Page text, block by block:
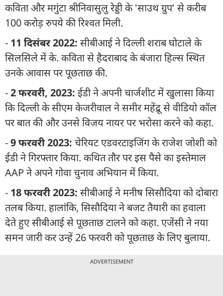
कविता और मगुंटा श्रीनिवासुलु रेड्डी के 'साउथ ग्रुप' से करीब
100 करोड़ रुपये की रिश्वत मिली.
- 11 दिसंबर 2022: सीबीआई ने दिल्ली शराब घोटाले के
सिलसिले में के. कविता से हैदराबाद के बंजारा हिल्स स्थित
उनके आवास पर पूछताछ की.
-2 फरवरी, 2023: ईडी ने अपनी चार्जशीट में खुलासा किया
कि दिल्ली के सीएम केजरीवाल ने समीर महेंद्रू से वीडियो कॉल
पर बात की और उनसे विजय नायर पर भरोसा करने को कहा.
-9 फरवरी 2023: चेरियट एडवरटाइजिंग के राजेश जोशी को
ईडी ने गिरफ्तार किया. कथित तौर पर इस पैसे का इस्तेमाल
AAP ने अपने गोवा चुनाव अभियान में किया.
- 18 फरवरी 2023: सीबीआई ने मनीष सिसौदिया को दोबारा
तलब किया. हालांकि, सिसौदिया ने बजट तैयारी का हवाला
देते हुए सीबीआई से पूछताछ टालने को कहा. एजेंसी ने नया
समन जारी कर उन्हें 26 फरवरी को पूछताछ के लिए बुलाया.
ADVERTISEMENT